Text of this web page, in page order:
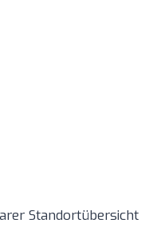
Standortübersicht